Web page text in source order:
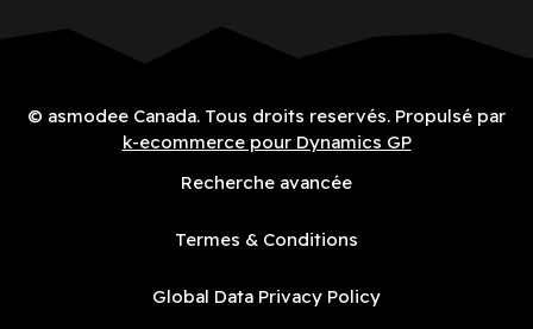
© asmodee Canada. Tous droits reservés. Propulsé par
k-ecommerce pour Dynamics GP
Recherche avancée
Termes & Conditions
Global Data Privacy Policy